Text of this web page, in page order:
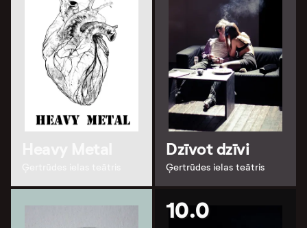
Dzīvot dzīvi
Ģertrūdes ielas teātris
10.0